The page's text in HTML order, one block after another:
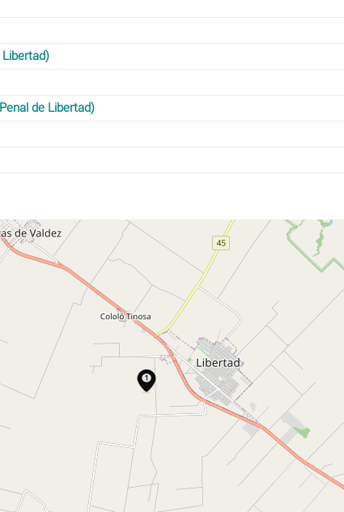
de Libertad)